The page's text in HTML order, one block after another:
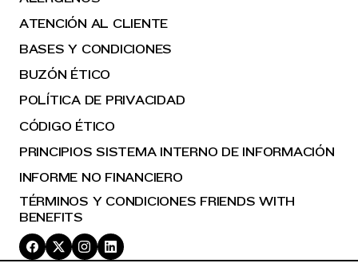
ATENCIÓN AL CLIENTE
BASES Y CONDICIONES
BUZÓN ÉTICO
POLÍTICA DE PRIVACIDAD
CÓDIGO ÉTICO
PRINCIPIOS SISTEMA INTERNO DE INFORMACIÓN
INFORME NO FINANCIERO
TÉRMINOS Y CONDICIONES FRIENDS WITH
BENEFITS